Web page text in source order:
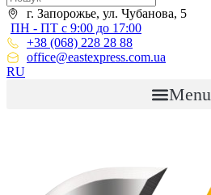
г. Запорожье, ул. Чубанова, 5
ПН - ПТ с 9:00 до 17:00
+38 (068) 228 28 88
office@eastexpress.com.ua
RU
Menu